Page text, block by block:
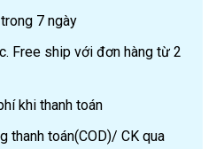
7 ngày
Free ship với đơn hàng từ 2
khi thanh toán
thanh toán(COD)/ CK qua